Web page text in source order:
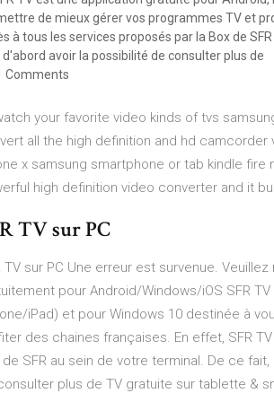
de mieux gérer vos programmes TV et
à tous les services proposés par la Box de
avoir la possibilité de consulter plus de
Comments
your favorite video kinds of tvs
all the high definition and hd
x samsung smartphone or tab kindle fire
high definition video converter and it
TV sur PC
TV sur PC Une erreur est survenue.
pour Android/Windows/iOS SFR
iPad) et pour Windows 10 destinée à
des chaines françaises. En effet, SFR
de SFR au sein de votre terminal. De ce
plus de TV gratuite sur tablette &